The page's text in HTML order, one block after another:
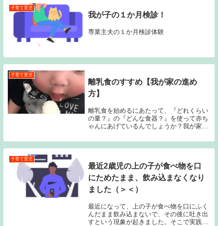
子育て育児
我が子の１か月検診！
専業主夫の１か月検診体験
子育て育児
離乳食のすすめ【我が家の進め
方】
離乳食を始めるにあたって、『どれくらい
の量？』の『どんな食器？』を使って赤ち
ゃんにあげているんでしょうか？我が家で
あげています。そんな我が家の進め方をご
紹介。
子育て育児
最近2歳児の上の子が食べ物を口
にためたまま、飲み込まなくなり
ました（＞＜）
最近になって、上の子が食べ物を口にふく
んだまま飲み込まないで、その後に吐き出
すという現象が起きました。そこで実践し